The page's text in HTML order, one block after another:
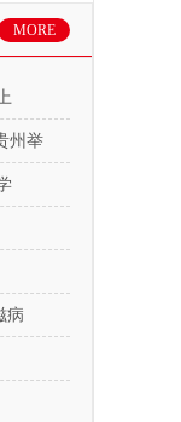
MORE
州举
病